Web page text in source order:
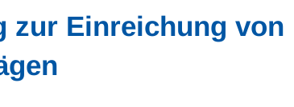
zur Einreichung von